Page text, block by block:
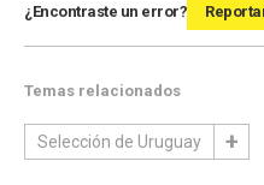
¿Encontraste un error?
Temas relacionados
Selección de Uruguay